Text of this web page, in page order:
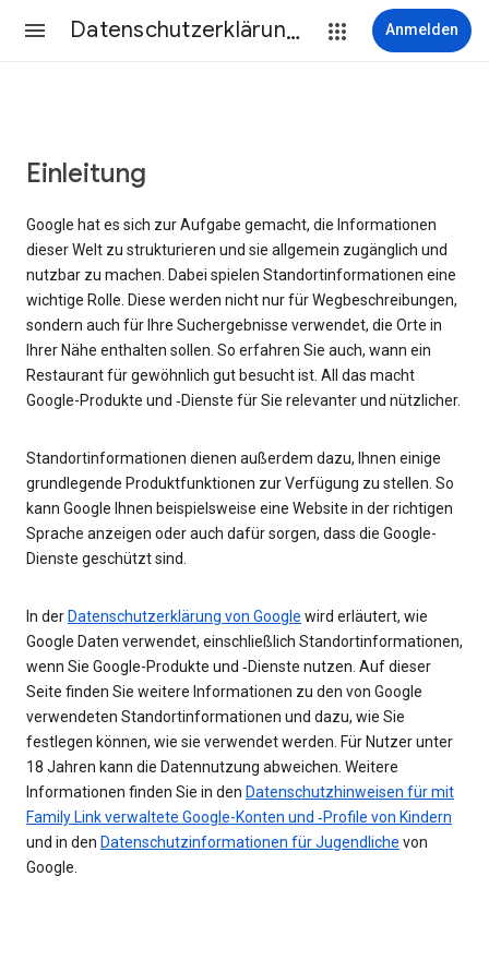
Datenschutzerklärung & Nutzungsbedingungen Anmelden
Einleitung
Google hat es sich zur Aufgabe gemacht, die Informationen
dieser Welt zu strukturieren und sie allgemein zugänglich und
nutzbar zu machen. Dabei spielen Standortinformationen eine
wichtige Rolle. Diese werden nicht nur für Wegbeschreibungen,
sondern auch für Ihre Suchergebnisse verwendet, die Orte in
Ihrer Nähe enthalten sollen. So erfahren Sie auch, wann ein
Restaurant für gewöhnlich gut besucht ist. All das macht
Google-Produkte und ‑Dienste für Sie relevanter und nützlicher.
Standortinformationen dienen außerdem dazu, Ihnen einige
grundlegende Produktfunktionen zur Verfügung zu stellen. So
kann Google Ihnen beispielsweise eine Website in der richtigen
Sprache anzeigen oder auch dafür sorgen, dass die Google-
Dienste geschützt sind.
In der Datenschutzerklärung von Google wird erläutert, wie
Google Daten verwendet, einschließlich Standortinformationen,
wenn Sie Google-Produkte und ‑Dienste nutzen. Auf dieser
Seite finden Sie weitere Informationen zu den von Google
verwendeten Standortinformationen und dazu, wie Sie
festlegen können, wie sie verwendet werden. Für Nutzer unter
18 Jahren kann die Datennutzung abweichen. Weitere
Informationen finden Sie in den Datenschutzhinweisen für mit
Family Link verwaltete Google-Konten und ‑Profile von Kindern
und in den Datenschutzinformationen für Jugendliche von
Google.